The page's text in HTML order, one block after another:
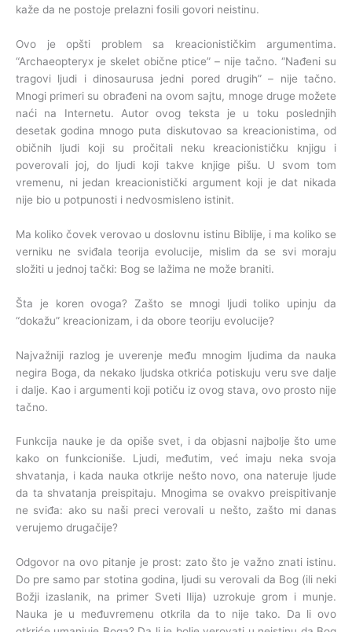
kaže da ne postoje prelazni fosili govori neistinu.
Ovo je opšti problem sa kreacionističkim argumentima.
“Archaeopteryx je skelet obične ptice” – nije tačno. “Nađeni su
tragovi ljudi i dinosaurusa jedni pored drugih” – nije tačno.
Mnogi primeri su obrađeni na ovom sajtu, mnoge druge možete
naći na Internetu. Autor ovog teksta je u toku poslednjih
desetak godina mnogo puta diskutovao sa kreacionistima, od
običnih ljudi koji su pročitali neku kreacionističku knjigu i
poverovali joj, do ljudi koji takve knjige pišu. U svom tom
vremenu, ni jedan kreacionistički argument koji je dat nikada
nije bio u potpunosti i nedvosmisleno istinit.
Ma koliko čovek verovao u doslovnu istinu Biblije, i ma koliko se
verniku ne sviđala teorija evolucije, mislim da se svi moraju
složiti u jednoj tački: Bog se lažima ne može braniti.
Šta je koren ovoga? Zašto se mnogi ljudi toliko upinju da
“dokažu” kreacionizam, i da obore teoriju evolucije?
Najvažniji razlog je uverenje među mnogim ljudima da nauka
negira Boga, da nekako ljudska otkrića potiskuju veru sve dalje
i dalje. Kao i argumenti koji potiču iz ovog stava, ovo prosto nije
tačno.
Funkcija nauke je da opiše svet, i da objasni najbolje što ume
kako on funkcioniše. Ljudi, međutim, već imaju neka svoja
shvatanja, i kada nauka otkrije nešto novo, ona nateruje ljude
da ta shvatanja preispitaju. Mnogima se ovakvo preispitivanje
ne sviđa: ako su naši preci verovali u nešto, zašto mi danas
verujemo drugačije?
Odgovor na ovo pitanje je prost: zato što je važno znati istinu.
Do pre samo par stotina godina, ljudi su verovali da Bog (ili neki
Božji izaslanik, na primer Sveti Ilija) uzrokuje grom i munje.
Nauka je u međuvremenu otkrila da to nije tako. Da li ovo